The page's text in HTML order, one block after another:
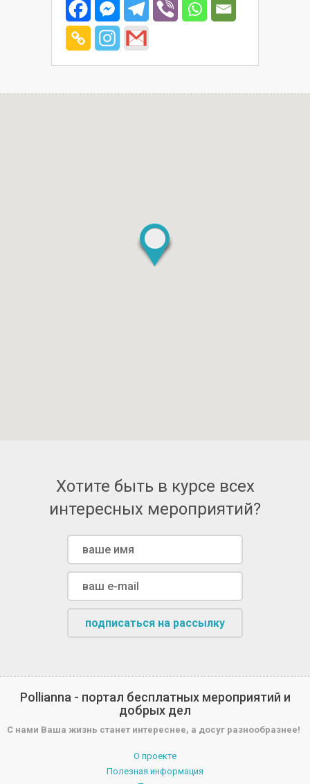
Хотите быть в курсе всех
интересных мероприятий?
подписаться на рассылку
Pollianna - портал бесплатных мероприятий и
добрых дел
С нами Ваша жизнь станет интереснее, а досуг разнообразнее!
О проекте
Полезная информация